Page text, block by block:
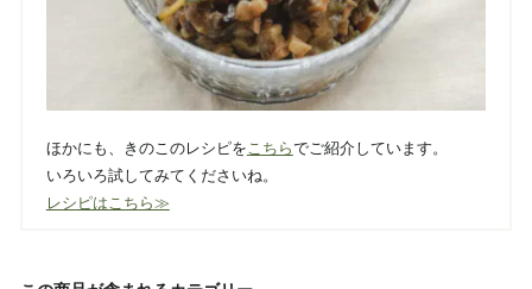
ほかにも、きのこのレシピを こちらでご紹介しています。
いろいろ試してみてくださいね。
レシピはこちら≫